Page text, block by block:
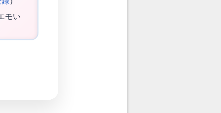
モい